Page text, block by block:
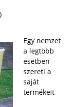
Egy nemzet
a legtöbb
esetben
szereti a
saját
termékeit